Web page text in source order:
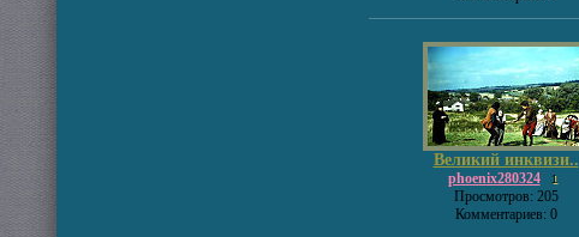
Великий инквизи..
phoenix280324 1
Просмотров: 205
Комментариев: 0